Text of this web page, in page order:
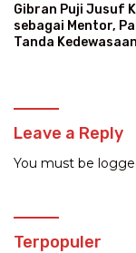
Gibran Puji Jusuf
sebagai Mentor,
Tanda
Leave a Reply
You must be
Terpopuler